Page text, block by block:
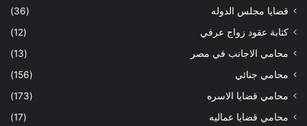
قضايا مجلس الدوله
(36)
كتابة عقود زواج عرفي
(12)
محامي الاجانب في مصر
(13)
محامي جنائي
(156)
محامي قضايا الاسره
(173)
محامي قضايا عماليه
(17)